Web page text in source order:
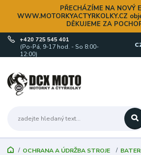
PŘECHÁZÍME NA NOVÝ
WWW.MOTORKYACTYRKOLKY.CZ
DĚKUJEME ZA
+420 725 545 401
(Po-Pá, 9-17 hod. - So 8:00-
12:00)
OCHRANA A ÚDRŽBA STROJE